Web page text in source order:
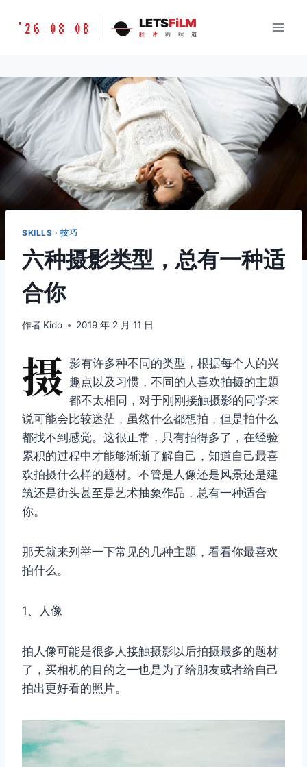
胶
味
道
LETSFILM
'26 08 08 LETSFiLM
胶 片 的 味 道
SKILLS · 技巧
六种摄影类型，总有一种适
合你
作者 Kido 2019 年 2 月 11 日
摄 影有许多种不同的类型，根据每个人的兴
趣点以及习惯，不同的人喜欢拍摄的主题
都不太相同，对于刚刚接触摄影的同学来
说可能会比较迷茫，虽然什么都想拍，但是拍什么
都找不到感觉。这很正常，只有拍得多了，在经验
累积的过程中才能够渐渐了解自己，知道自己最喜
欢拍摄什么样的题材。不管是人像还是风景还是建
筑还是街头甚至是艺术抽象作品，总有一种适合
你。
那天就来列举一下常见的几种主题，看看你最喜欢
拍什么。
1、人像
拍人像可能是很多人接触摄影以后拍摄最多的题材
了，买相机的目的之一也是为了给朋友或者给自己
拍出更好看的照片。